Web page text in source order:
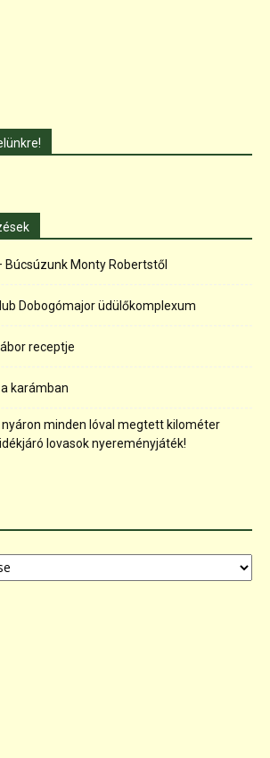
Búcsúzunk Monty Robertstől
Dobogómajor üdülőkomplexum
receptje
karámban
nyáron minden lóval megtett kilométer
lovasok nyereményjáték!